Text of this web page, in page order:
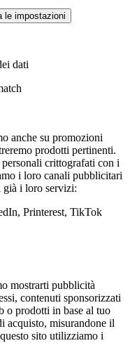
le impostazioni
dati
anche su promozioni
prodotti pertinenti.
crittografati con i
i loro canali pubblicitari
già i loro servizi:
Printerest, TikTok
mostrarti pubblicità
contenuti sponsorizzati
o prodotti in base al tuo
acquisto, misurandone il
sito utilizziamo i